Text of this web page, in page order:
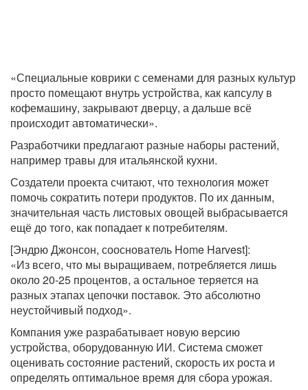
«Специальные коврики с семенами для разных культур
просто помещают внутрь устройства, как капсулу в
кофемашину, закрывают дверцу, а дальше всё
происходит автоматически».
Разработчики предлагают разные наборы растений,
например травы для итальянской кухни.
Создатели проекта считают, что технология может
помочь сократить потери продуктов. По их данным,
значительная часть листовых овощей выбрасывается
ещё до того, как попадает к потребителям.
[Эндрю Джонсон, сооснователь Home Harvest]:
«Из всего, что мы выращиваем, потребляется лишь
около 20-25 процентов, а остальное теряется на
разных этапах цепочки поставок. Это абсолютно
неустойчивый подход».
Компания уже разрабатывает новую версию
устройства, оборудованную ИИ. Система сможет
оценивать состояние растений, скорость их роста и
определять оптимальное время для сбора урожая.